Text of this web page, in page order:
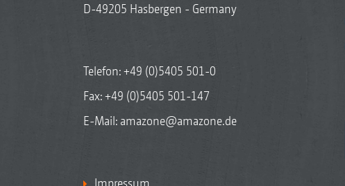
D-49205 Hasbergen - Germany
Telefon:+49 (0)5405 501-0
Fax: +49 (0)5405 501-147
E-Mail: amazone@amazone.de
Impressum